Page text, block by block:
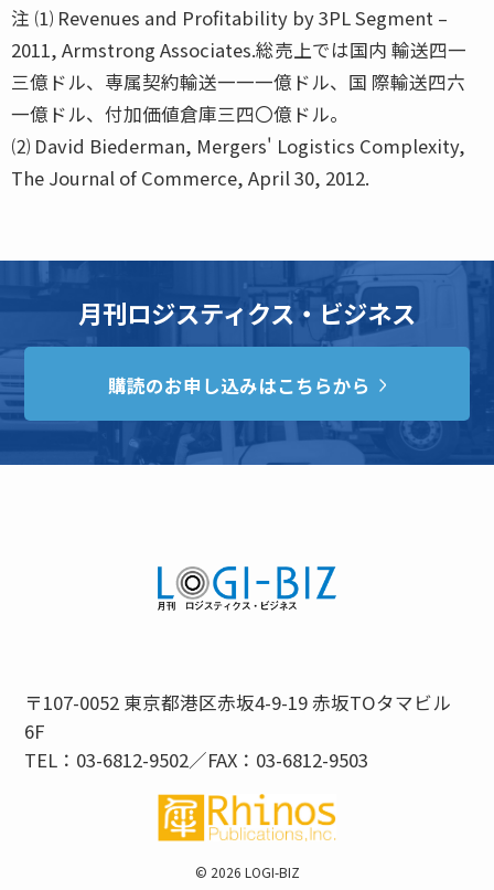
注 ⑴ Revenues and Profitability by 3PL Segment –
2011, Armstrong Associates.総売上では国内 輸送四一
三億ドル、専属契約輸送一一一億ドル、国 際輸送四六
一億ドル、付加価値倉庫三四〇億ドル。
⑵ David Biederman, Mergers' Logistics Complexity,
The Journal of Commerce, April 30, 2012.
月刊ロジスティクス・ビジネス
購読のお申し込みはこちらから
〒107-0052 東京都港区赤坂4-9-19 赤坂TOタマビル
6F
TEL：03-6812-9502／FAX：03-6812-9503
© 2026 LOGI-BIZ